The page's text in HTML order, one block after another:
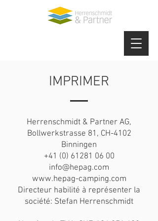
IMPRIMER
Herrenschmidt & Partner AG,
Bollwerkstrasse 81, CH-4102
Binningen
+41 (0) 61281 06 00
info@hepag.com
www.hepag-camping.com
Directeur habilité à représenter la
société: Stefan Herrenschmidt